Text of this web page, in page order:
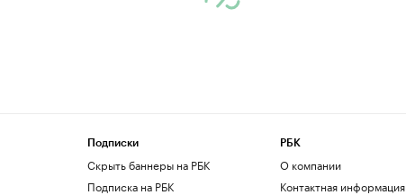
Подписки
Скрыть баннеры на РБК
Подписка на РБК
РБК
О компании
Контактная информация